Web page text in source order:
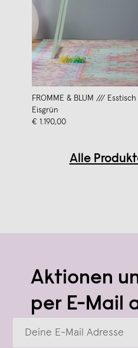
FROMME & BLUM ///
Eisgrün
€ 1.190,00
Alle
Aktionen
per E-Mail